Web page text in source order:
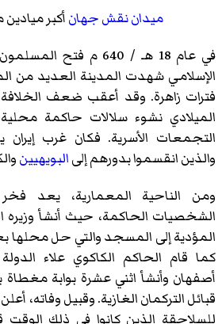
ميدان نقش جهانأكبر
في عام 18 هـ / 640 م
الإسلامي شهدت المدينة العديد من
فترات زاهرة. وقد أعقب ضعف الخلافة
الميلادي نشوء سلالات حاكمة
التجمعات الأسرية. فكان غرب إيران
والذين انقسموا بدورهم إلىالبويهيين
ومن الناحية المعمارية، يعد
الشخصيات الحاكمة، حيث أنشأ وزيره
المؤدية إلى المسجد والتي حل
كما قام الحاكم الكاكوي علاء
أصفهان وأنشأ اثني عشرة بوابة
قبائل التركمان الغازية. وقبيل وفاته،
للسلاجقة الذين كانوا في ذلك الوقت